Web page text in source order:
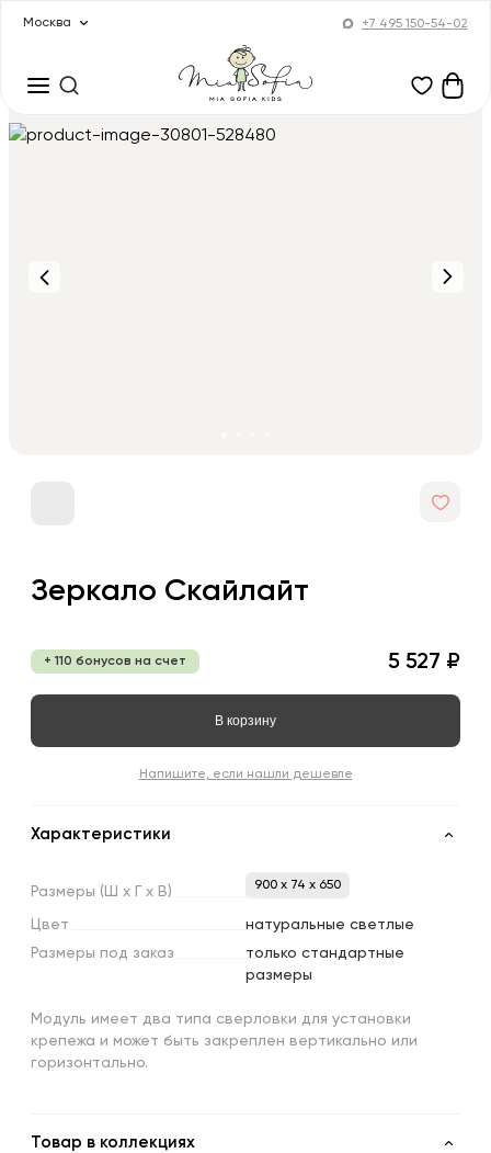
Москва +7 495 150-54-02
Зеркало Скайлайт
+ 110 бонусов на счет 5 527 ₽
В корзину
Напишите, если нашли дешевле
Характеристики
Размеры (Ш х х В) 900 x 74 x 650
Цвет
натуральные светлые
Размеры под заказ
только стандартные
размеры
Модуль имеет два типа сверловки для установки
крепежа и может быть закреплен вертикально или
горизонтально.
Товар в коллекциях